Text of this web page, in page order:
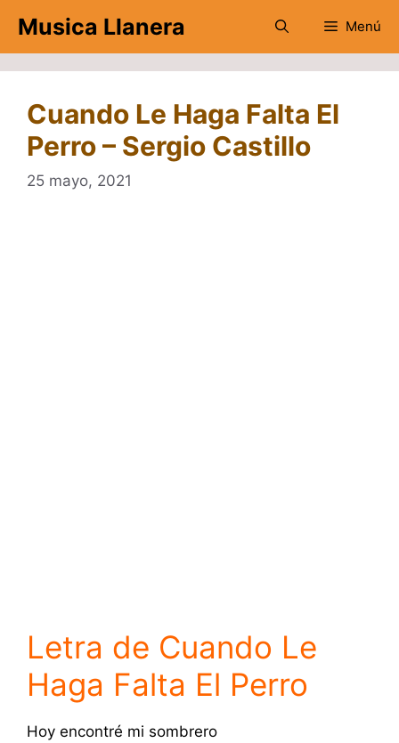
contenido
Musica Llanera Menú
Cuando Le Haga Falta El
Perro – Sergio Castillo
25 mayo, 2021
Letra de Cuando Le
Haga Falta El Perro
Hoy encontré mi sombrero